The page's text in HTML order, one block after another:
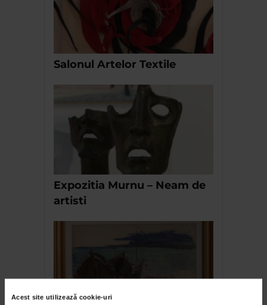
Acest site utilizează cookie-uri
Salonul Artelor Textile
Expozitia Murnu – Neam de
artisti